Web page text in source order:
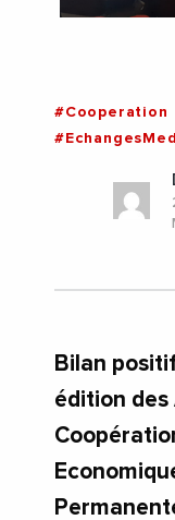
#Cooperation
Bilan
édition des